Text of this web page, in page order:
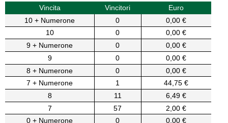
Vincita Vincitori
Euro
10 + Numerone
0
0,00 €
10
0
0,00 €
9 + Numerone
0
0,00 €
9
0
0,00 €
8 + Numerone
0
0,00 €
7 + Numerone
1
44,75 €
8
11
6,49 €
7
57
2,00 €
0 + Numerone
0
0,00 €